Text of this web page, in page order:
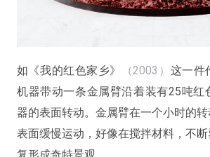
如《我的红色家乡》 （2003） 这一件
机器带动一条金属臂沿着装有25吨红
器的表面转动。金属臂在一个小时的
表面缓慢运动，好像在搅拌材料，不
复形成奇特景观。